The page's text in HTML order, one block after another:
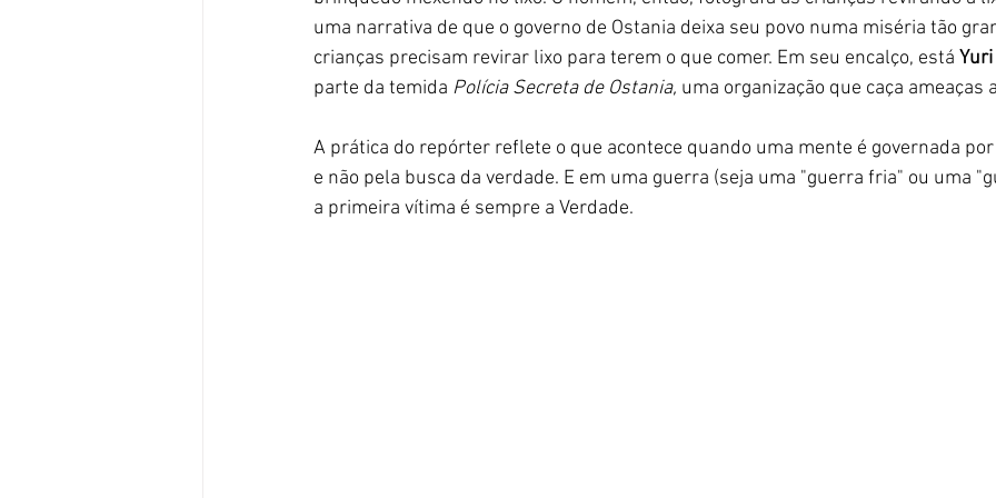
uma narrativa de que o governo de Ostania deixa seu povo numa miséria tão
crianças precisam revirar lixo para terem o que comer. Em seu encalço, está
parte da temida Polícia Secreta de Ostania, uma organização que caça ameaças
A prática do repórter reflete o que acontece quando uma mente é governada
e não pela busca da verdade. E em uma guerra (seja uma "guerra fria" ou uma
a primeira vítima é sempre a Verdade.